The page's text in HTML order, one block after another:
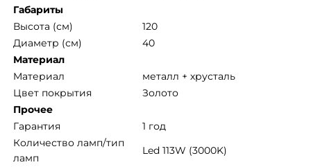
Габариты
Высота (см)
120
Диаметр (см)
40
Материал
Mатериал
металл + хрусталь
Цвет покрытия
Золото
Прочее
Гарантия
1 год
Количество ламп/тип
ламп
Led 113W (3000K)